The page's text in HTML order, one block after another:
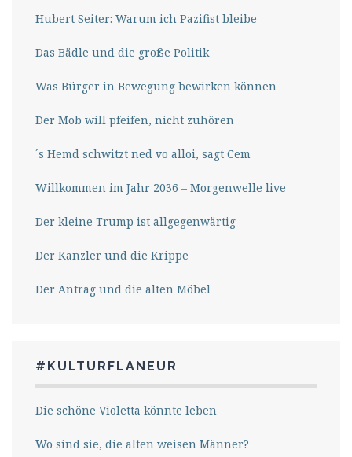
Hubert Seiter: Warum ich Pazifist bleibe
Das Bädle und die große Politik
Was Bürger in Bewegung bewirken können
Der Mob will pfeifen, nicht zuhören
´s Hemd schwitzt ned vo alloi, sagt Cem
Willkommen im Jahr 2036 – Morgenwelle live
Der kleine Trump ist allgegenwärtig
Der Kanzler und die Krippe
Der Antrag und die alten Möbel
#KULTURFLANEUR
Die schöne Violetta könnte leben
Wo sind sie, die alten weisen Männer?